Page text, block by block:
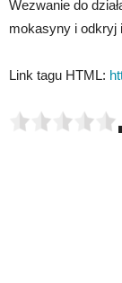
Wezwanie do
mokasyny i odkryj
Link tagu HTML: